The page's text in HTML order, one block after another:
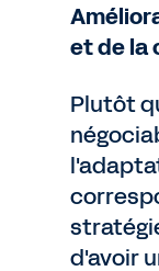
et de la
Plutôt
d'avoir